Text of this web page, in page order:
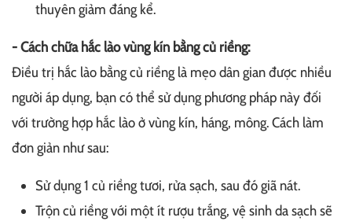
thuyên giảm đáng kể.
- Cách chữa hắc lào vùng kín bằng củ riềng:
Điều trị hắc lào bằng củ riềng là mẹo dân gian được nhiều
người áp dụng, bạn có thể sử dụng phương pháp này đối
với trường hợp hắc lào ở vùng kín, háng, mông. Cách làm
đơn giản như sau:
Sử dụng 1 củ riềng tươi, rửa sạch, sau đó giã nát.
Trộn củ riềng với một ít rượu trắng, vệ sinh da sạch sẽ